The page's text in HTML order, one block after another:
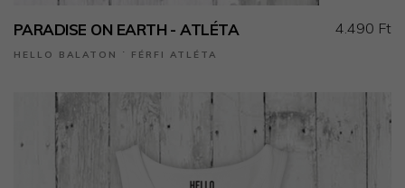
PARADISE ON EARTH - ATLÉTA
HELLO BALATON ˙ FÉRFI ATLÉTA
4.490 Ft